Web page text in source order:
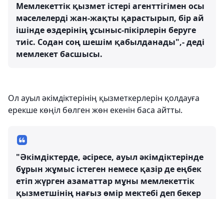
Мемлекеттік қызмет істері агенттігімен осы
мәселелерді жан-жақты қарастырып, бір ай
ішінде өздерінің ұсыныс-пікірлерін беруге
тиіс. Содан соң шешім қабылданады",- деді
мемлекет басшысы.
Ол ауыл әкімдіктерінің қызметкерлерін қолдауға
ерекше көңіл бөлген жөн екенін баса айтты.
"Әкімдіктерде, әсіресе, ауыл әкімдіктерінде
бұрын жұмыс істеген немесе қазір де еңбек
етіп жүрген азаматтар мұны мемлекеттік
қызметшінің нағыз өмір мектебі деп бекер